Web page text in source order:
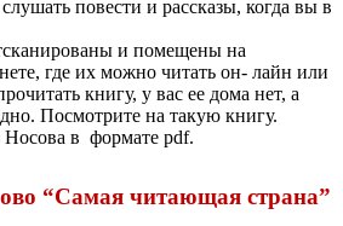
повести и рассказы, когда вы в
и помещены на
где их можно читать он- лайн или
книгу, у вас ее дома нет, а
Посмотрите на такую книгу.
Носова в формате pdf.
“Самая читающая страна”